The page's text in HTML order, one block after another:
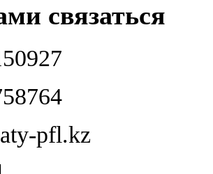
связаться
pfl.kz